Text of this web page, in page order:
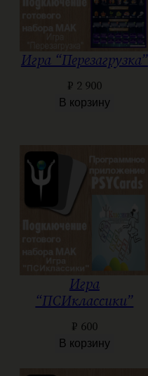
Игра “Перезагрузка”
₽ 2 900
В корзину
Игра
“ПСИклассики”
₽ 600
В корзину